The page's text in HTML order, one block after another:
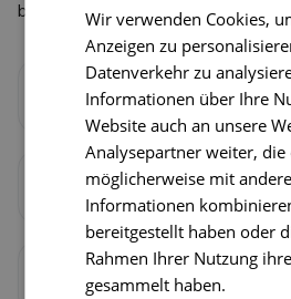
benötigst du einen Account.
E-Mail-Adresse
Passwort
Passwort wiederholen
Wir verwenden Cookies,
Anzeigen zu
Datenverkehr zu
Informationen über Ihre
Website auch an unsere
Analysepartner weiter, die
möglicherweise mit
Informationen
bereitgestellt haben oder
Rahmen Ihrer Nutzung
gesammelt haben.